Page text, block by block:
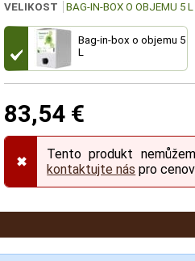
VELIKOST BAG-IN-BOX O OBJEMU 5 L
Bag-in-box o objemu 5
L
83,54 €
✖
Tento produkt
kontaktujte nás pro